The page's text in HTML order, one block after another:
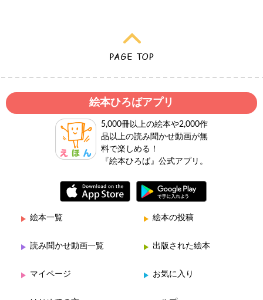
絵本ひろばアプリ
5,000冊以上の絵本や2,000作
品以上の読み聞かせ動画が無
料で楽しめる！
『絵本ひろば』公式アプリ。
絵本一覧 絵本の投稿
読み聞かせ動画一覧 出版された絵本
マイページ お気に入り